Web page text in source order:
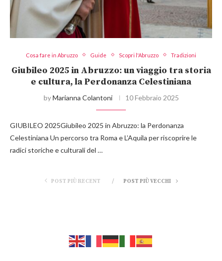
Cosa fare in Abruzzo Guide Scopri l'Abruzzo Tradizioni
Giubileo 2025 in Abruzzo: un viaggio tra storia
e cultura, la Perdonanza Celestiniana
byMarianna Colantoni 10 Febbraio 2025
GIUBILEO 2025Giubileo 2025 in Abruzzo: la Perdonanza
Celestiniana Un percorso tra Roma e L’Aquila per riscoprire le
radici storiche e culturali del …
POST PIÙ RECENT POST PIÙ VECCHI